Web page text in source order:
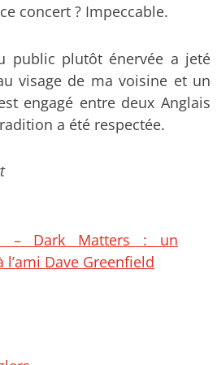
concert ? Impeccable.
public plutôt énervée a jeté
visage de ma voisine et un
engagé entre deux Anglais
a été respectée.
– Dark Matters : un
Dave Greenfield